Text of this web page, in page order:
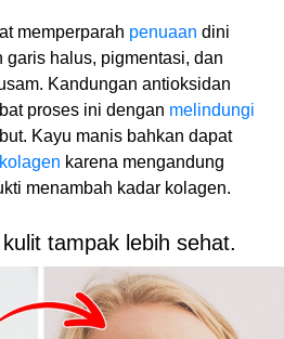
memperparah penuaan dini
garis halus, pigmentasi, dan
Kandungan antioksidan
proses ini dengan melindungi
Kayu manis bahkan dapat
kolagen karena mengandung
menambah kadar kolagen.
tampak lebih sehat.